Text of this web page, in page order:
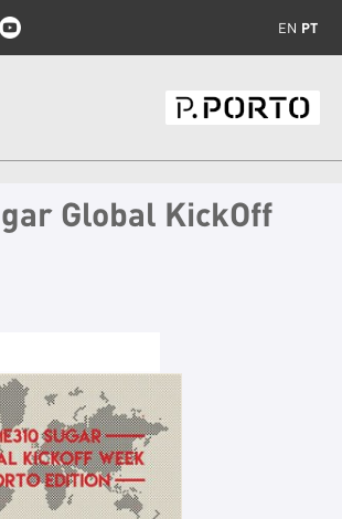
EN PT
Global KickOff